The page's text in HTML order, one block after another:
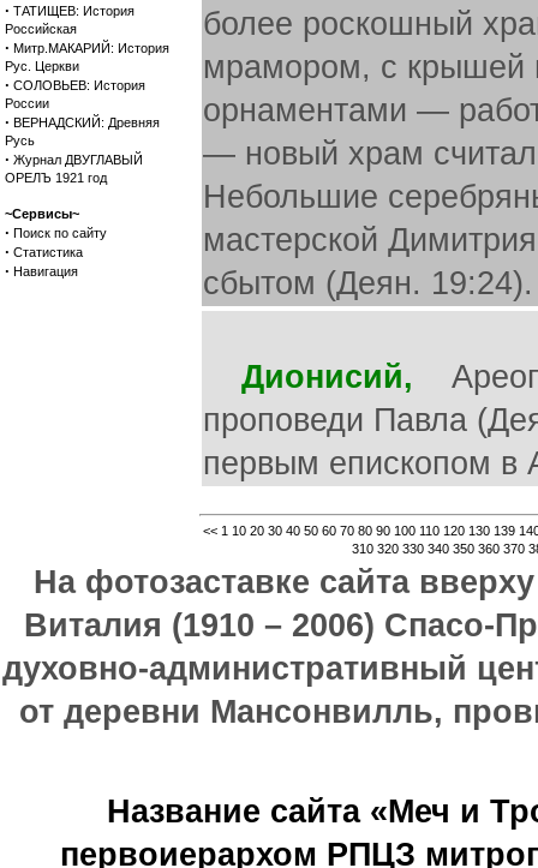
· ТАТИЩЕВ: История
Российская
· Митр.МАКАРИЙ: История
Рус. Церкви
· СОЛОВЬЕВ: История
России
· ВЕРНАДСКИЙ: Древняя
Русь
· Журнал ДВУГЛАВЫЙ
ОРЕЛЪ 1921 год
~Сервисы~
· Поиск по сайту
· Статистика
· Навигация
более роскошный
мрамором, с крышей
орнаментами —
— новый храм
Небольшие
мастерской
сбытом (Деян. 19:24).
Дионисий,
проповеди Павла
первым епископом
<< 1 10 20 30 40 50 60 70 80 90 100 110 120 130 139
310 320 330 340 350 360 370
На фотозаставке сайта
Виталия (1910 – 2006) Спасо-
духовно-административный
от деревни Мансонвилль,
Название сайта «Меч и
первоиерархом РПЦЗ